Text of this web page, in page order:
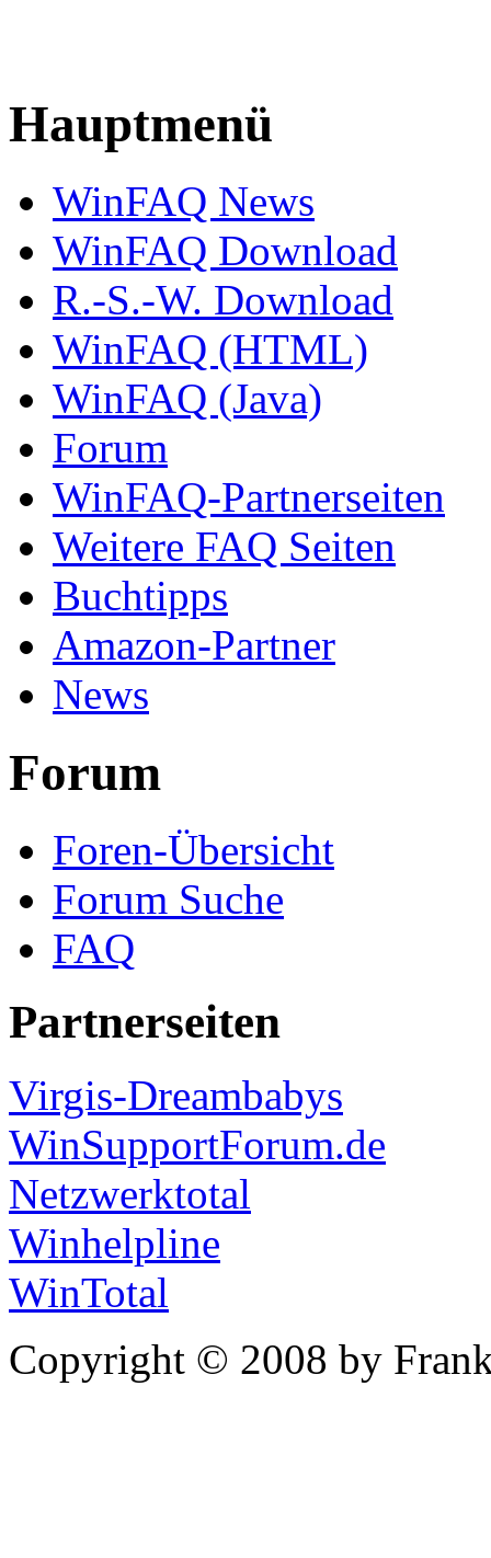
Hauptmenü
WinFAQ News
WinFAQ Download
R.-S.-W. Download
WinFAQ (HTML)
WinFAQ (Java)
Forum
WinFAQ-Partnerseiten
Weitere FAQ Seiten
Buchtipps
Amazon-Partner
News
Forum
Foren-Übersicht
Forum Suche
FAQ
Partnerseiten
Virgis-Dreambabys
WinSupportForum.de
Netzwerktotal
Winhelpline
WinTotal
Copyright © 2008 by